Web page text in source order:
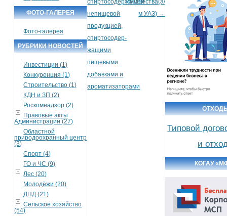
ФОТО-ГАЛЕРЕЯ
Фото-галерея
РУБРИКИ НОВОСТЕЙ
Инвестиции (1)
Конкуренция (1)
Строительство (1)
КДН и ЗП (2)
Роскомнадзор (2)
Правовые акты
Администрации (27)
Областной
природоохранный центр
(3)
Спорт (4)
ГО и ЧС (9)
Лес (20)
Молодёжи (20)
ДНД (21)
Сельское хозяйство
(54)
спиртосодержащей
непищевой
продукцией,
спиртосодер­
жащими
пищевыми
добавками и
ароматизаторами
имущества(а/
м УАЗ) →
Типовой
и
КОГАУ